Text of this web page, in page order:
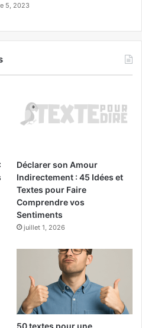
5, 2023
Déclarer son Amour
Indirectement : 45 Idées et
Textes pour Faire
Comprendre vos
Sentiments
juillet 1, 2026